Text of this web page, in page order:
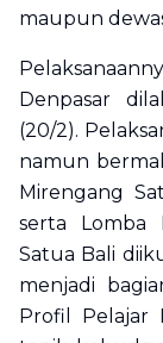
maupun
Denpasar
(20/2).
namun
Mirengang
serta Lomba
Satua Bali
menjadi
Profil Pelajar